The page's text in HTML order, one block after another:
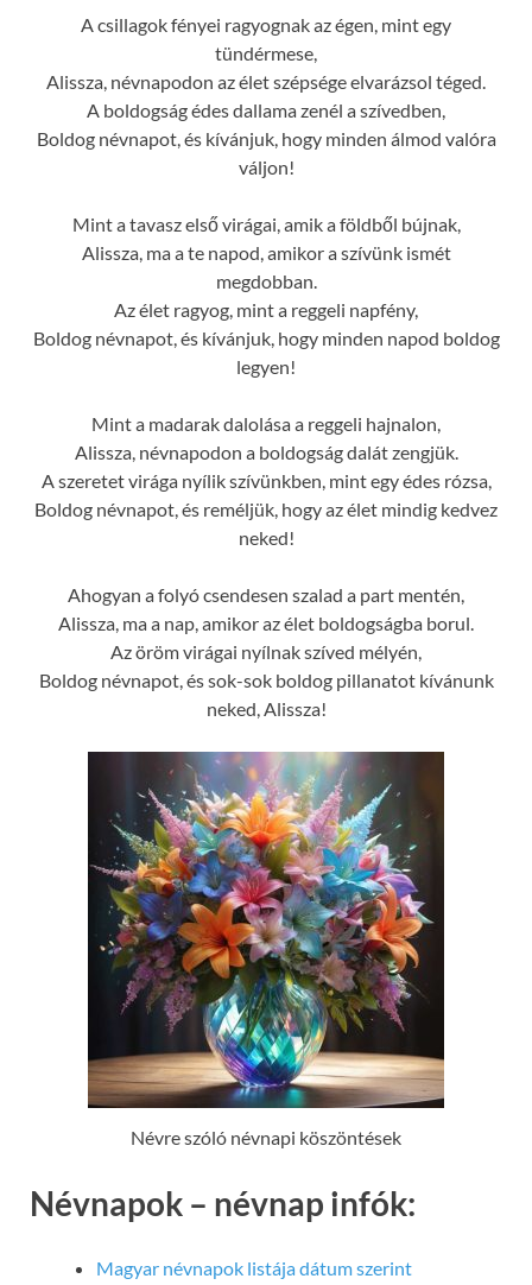
A csillagok fényei ragyognak az égen, mint egy
tündérmese,
Alissza, névnapodon az élet szépsége elvarázsol téged.
A boldogság édes dallama zenél a szívedben,
Boldog névnapot, és kívánjuk, hogy minden álmod valóra
váljon!
Mint a tavasz első virágai, amik a földből bújnak,
Alissza, ma a te napod, amikor a szívünk ismét
megdobban.
Az élet ragyog, mint a reggeli napfény,
Boldog névnapot, és kívánjuk, hogy minden napod boldog
legyen!
Mint a madarak dalolása a reggeli hajnalon,
Alissza, névnapodon a boldogság dalát zengjük.
A szeretet virága nyílik szívünkben, mint egy édes rózsa,
Boldog névnapot, és reméljük, hogy az élet mindig kedvez
neked!
Ahogyan a folyó csendesen szalad a part mentén,
Alissza, ma a nap, amikor az élet boldogságba borul.
Az öröm virágai nyílnak szíved mélyén,
Boldog névnapot, és sok-sok boldog pillanatot kívánunk
neked, Alissza!
Névre szóló névnapi köszöntések
Névnapok – névnap infók:
Magyar névnapok listája dátum szerint